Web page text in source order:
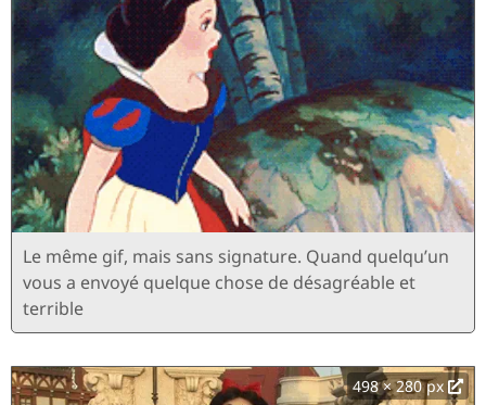
Le même gif, mais sans signature. Quand quelqu’un
vous a envoyé quelque chose de désagréable et
terrible
498 × 280 px